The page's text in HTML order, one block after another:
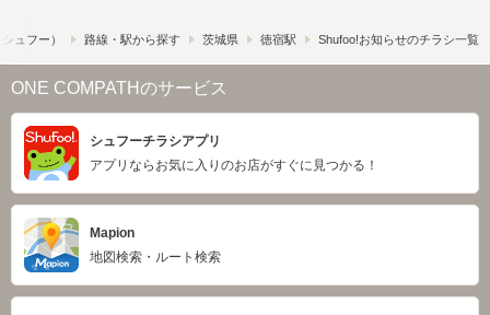
ュフー） 路線・駅から探す 茨城県 徳宿駅 Shufoo!お知らせのチラシ一覧
ONE COMPATHのサービス
シュフーチラシアプリ
アプリならお気に入りのお店がすぐに見つかる！
Mapion
地図検索・ルート検索